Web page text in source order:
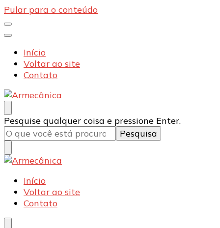
Pular para o conteúdo
Início
Voltar ao site
Contato
Armecânica
Blog
Procurando
algo?
Pesquise qualquer coisa e pressione Enter.
Armecânica
Blog
Início
Voltar ao site
Contato